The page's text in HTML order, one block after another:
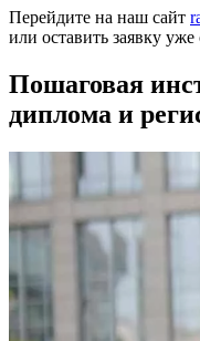
Перейдите на наш сайт
или оставить заявку уже
Пошаговая
диплома и